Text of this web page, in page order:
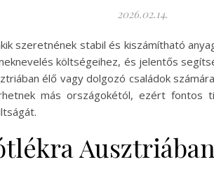
2026.02.14.
szeretnének stabil és kiszámítható
költségeihez, és jelentős
élő vagy dolgozó családok
más országokétól, ezért